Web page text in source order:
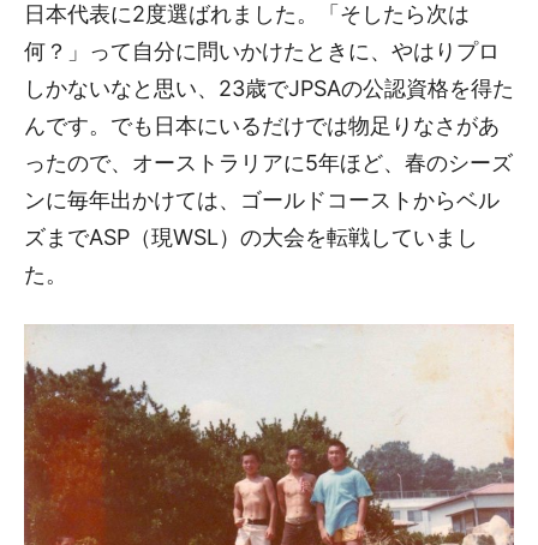
日本代表に2度選ばれました。「そしたら次は
何？」って自分に問いかけたときに、やはりプロ
しかないなと思い、23歳でJPSAの公認資格を得た
んです。でも日本にいるだけでは物足りなさがあ
ったので、オーストラリアに5年ほど、春のシーズ
ンに毎年出かけては、ゴールドコーストからベル
ズまでASP（現WSL）の大会を転戦していまし
た。